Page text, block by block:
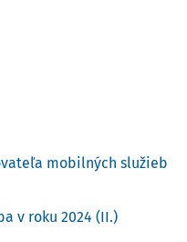
mobilných služieb
v roku 2024 (II.)